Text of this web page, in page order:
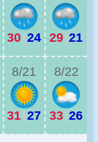
30|24 29|21
8/21
31|27
8/22
33|26